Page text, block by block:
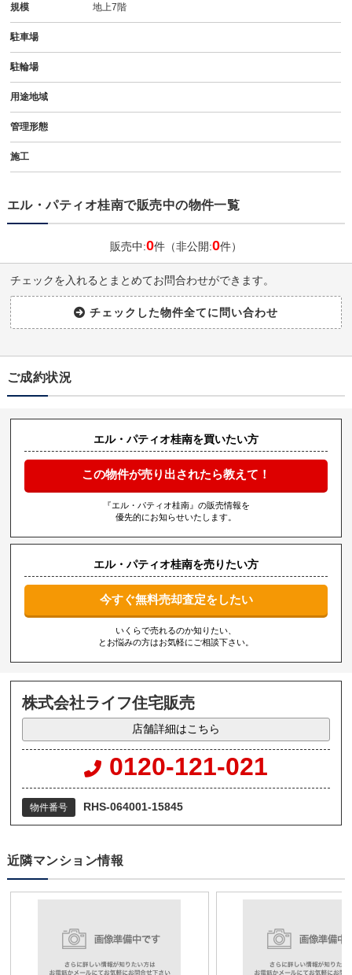
規模 地上7階
駐車場
駐輪場
用途地域
管理形態
施工
エル・パティオ桂南で販売中の物件一覧
販売中:0件（非公開:0件）
チェックを入れるとまとめてお問合わせができます。
ご成約状況
エル・パティオ桂南を買いたい方
この物件が売り出されたら教えて！
『エル・パティオ桂南』の販売情報を
優先的にお知らせいたします。
エル・パティオ桂南を売りたい方
今すぐ無料売却査定をしたい
いくらで売れるのか知りたい、
とお悩みの方はお気軽にご相談下さい。
株式会社ライフ住宅販売
店舗詳細はこちら
0120-121-021
物件番号 RHS-064001-15845
近隣マンション情報